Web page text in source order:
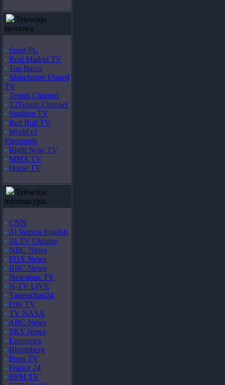
Telewizja
sportowa
Sport PL
Real Madrid TV
Top Barca
Manchester United
TV
Tennis Channel
T2Tennis Channel
Stadium TV
Red Bull TV
World of
Freesports
Right Now TV
MMA TV
Horse TV
Telewizja
informacyjna
CNN
Al Jazeera English
24 TV Ukraine
NBC News
FOX News
BBC News
Newsmax TV
N-TV LIVE
Tagesschau24
DW TV
TV NASA
ABC News
SKY News
Euronews
Bloomberg
Press TV
France 24
BFM TV